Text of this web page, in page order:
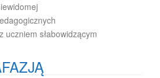
uczniem słabowidzącym